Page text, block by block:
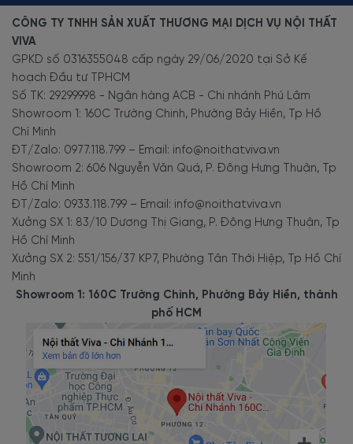
CÔNG TY TNHH SẢN XUẤT THƯƠNG MẠI DỊCH VỤ NỘI THẤT
VIVA
GPKD số 0316355048 cấp ngày 29/06/2020 tại Sở Kế
hoạch Đầu tư TPHCM
Số TK: 29299998 - Ngân hàng ACB - Chi nhánh Phú Lâm
Showroom 1: 160C Trường Chinh, Phường Bảy Hiền, Tp Hồ
Chí Minh
ĐT/Zalo: 0977.118.799 – Email: info@noithatviva.vn
Showroom 2: 606 Nguyễn Văn Quá, P. Đông Hưng Thuận, Tp
Hồ Chí Minh
ĐT/Zalo: 0933.118.799 – Email: info@noithatviva.vn
Xưởng SX 1: 83/10 Dương Thị Giang, P. Đông Hưng Thuận, Tp
Hồ Chí Minh
Xưởng SX 2: 551/156/37 KP7, Phường Tân Thới Hiệp, Tp Hồ Chí
Minh
Showroom 1: 160C Trường Chinh, Phường Bảy Hiền, thành
phố HCM